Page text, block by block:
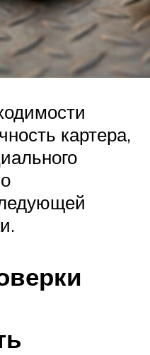
картера,